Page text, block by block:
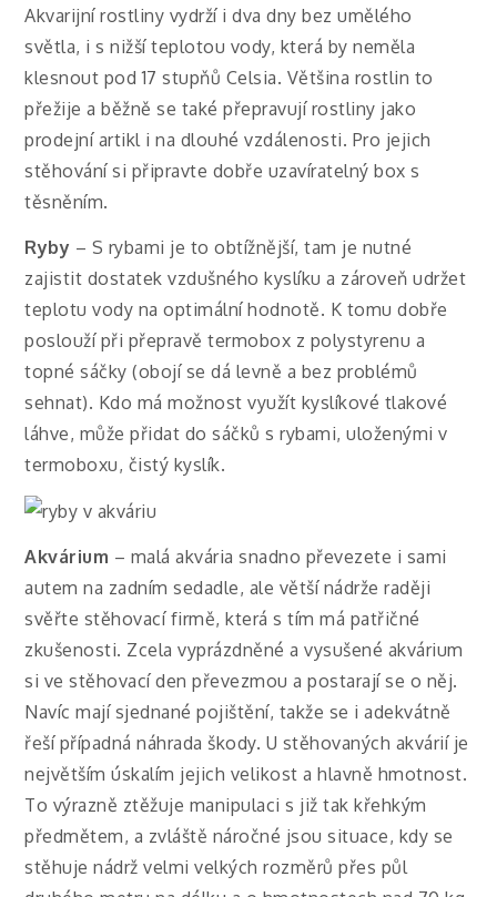
Akvarijní rostliny vydrží i dva dny bez umělého
světla, i s nižší teplotou vody, která by neměla
klesnout pod 17 stupňů Celsia. Většina rostlin to
přežije a běžně se také přepravují rostliny jako
prodejní artikl i na dlouhé vzdálenosti. Pro jejich
stěhování si připravte dobře uzavíratelný box s
těsněním.
Ryby – S rybami je to obtížnější, tam je nutné
zajistit dostatek vzdušného kyslíku a zároveň udržet
teplotu vody na optimální hodnotě. K tomu dobře
poslouží při přepravě termobox z polystyrenu a
topné sáčky (obojí se dá levně a bez problémů
sehnat). Kdo má možnost využít kyslíkové tlakové
láhve, může přidat do sáčků s rybami, uloženými v
termoboxu, čistý kyslík.
Akvárium – malá akvária snadno převezete i sami
autem na zadním sedadle, ale větší nádrže raději
svěřte stěhovací firmě, která s tím má patřičné
zkušenosti. Zcela vyprázdněné a vysušené akvárium
si ve stěhovací den převezmou a postarají se o něj.
Navíc mají sjednané pojištění, takže se i adekvátně
řeší případná náhrada škody. U stěhovaných akvárií je
největším úskalím jejich velikost a hlavně hmotnost.
To výrazně ztěžuje manipulaci s již tak křehkým
předmětem, a zvláště náročné jsou situace, kdy se
stěhuje nádrž velmi velkých rozměrů přes půl